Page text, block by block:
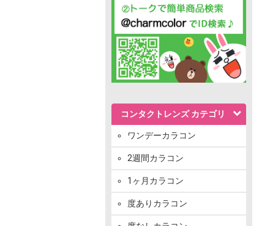
コンタクトレンズ カテゴリ
ワンデーカラコン
2週間カラコン
1ヶ月カラコン
度ありカラコン